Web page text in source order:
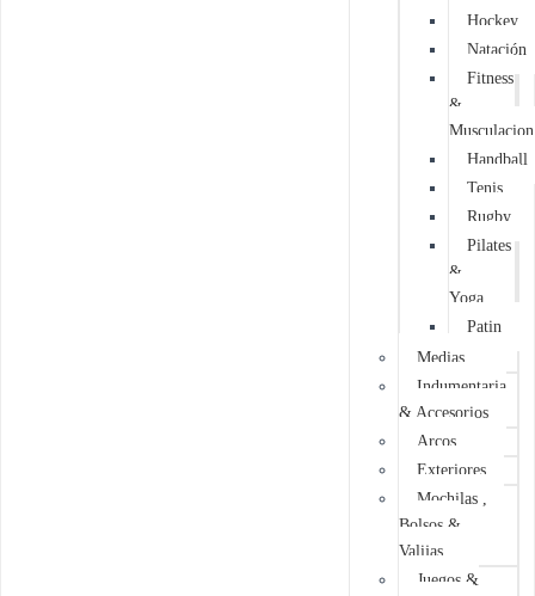
Hockey
Natación
Fitness
&
Musculacion
Handball
Tenis
Rugby
Pilates
&
Yoga
Patin
Medias
Indumentaria
& Accesorios
Arcos
Exteriores
Mochilas ,
Bolsos &
Valijas
Juegos &